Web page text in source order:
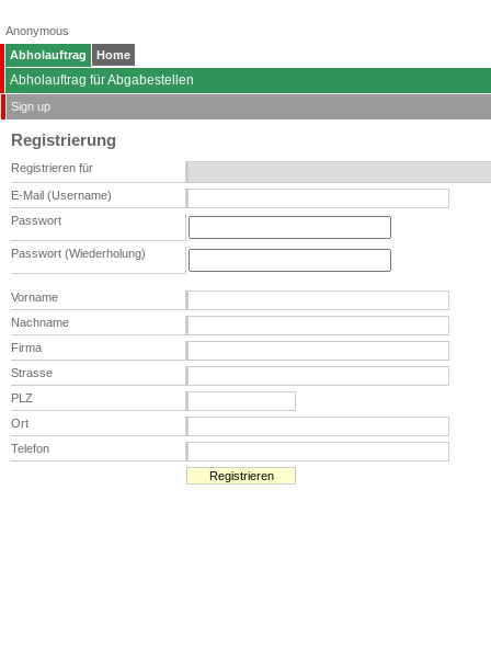
Anonymous
Abholauftrag
Home
Abholauftrag für Abgabestellen
Sign up
Registrierung
Registrieren für
E-Mail (Username)
Passwort
Passwort (Wiederholung)
Vorname
Nachname
Firma
Strasse
PLZ
Ort
Telefon